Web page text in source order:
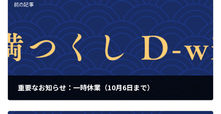
前の記事
重要なお知らせ：一時休業（10月6日まで）